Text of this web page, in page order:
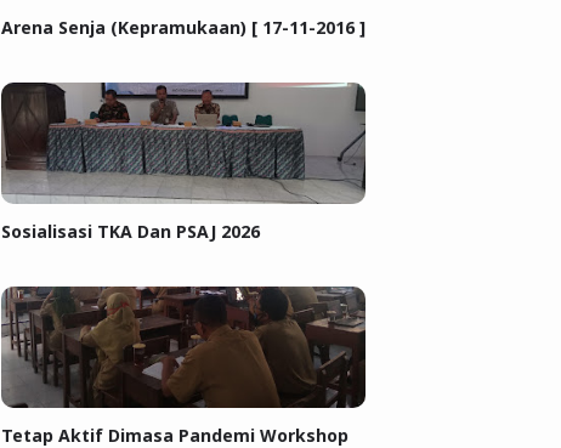
Arena Senja (Kepramukaan) [ 17-11-2016 ]
Sosialisasi TKA Dan PSAJ 2026
Tetap Aktif Dimasa Pandemi Workshop